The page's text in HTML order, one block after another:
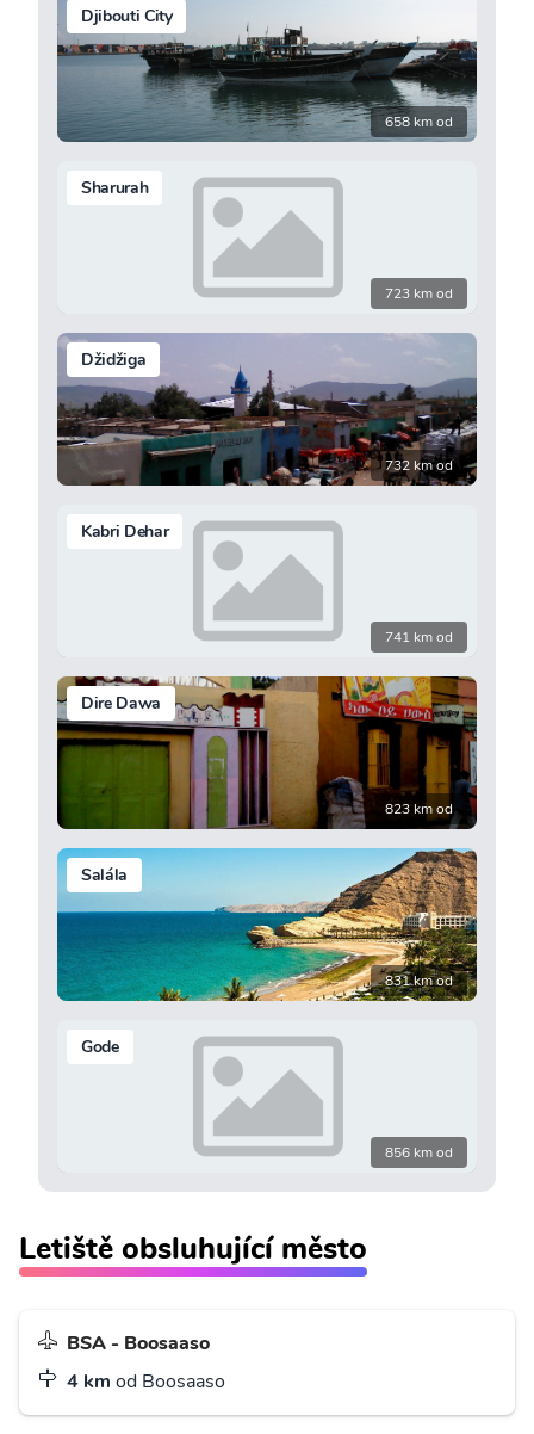
Djibouti City
658 km od
Sharurah
723 km od
Džidžiga
732 km od
Kabri Dehar
741 km od
Dire Dawa
823 km od
Salála
831 km od
Gode
856 km od
Letiště obsluhující město
BSA - Boosaaso
4 km od Boosaaso